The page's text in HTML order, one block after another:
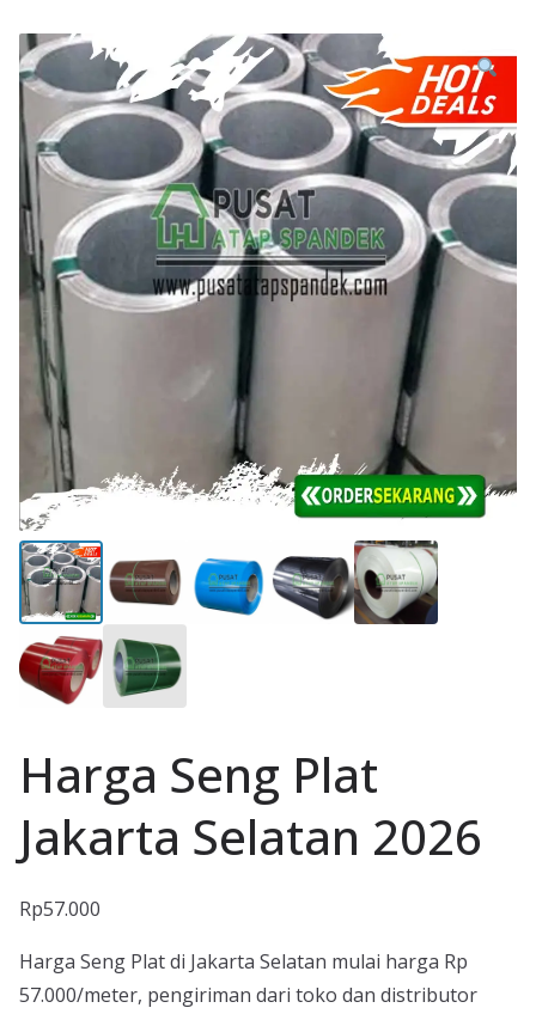
Harga Seng Plat
Jakarta Selatan 2026
Rp57.000
Harga Seng Plat di Jakarta Selatan mulai harga Rp
57.000/meter, pengiriman dari toko dan distributor